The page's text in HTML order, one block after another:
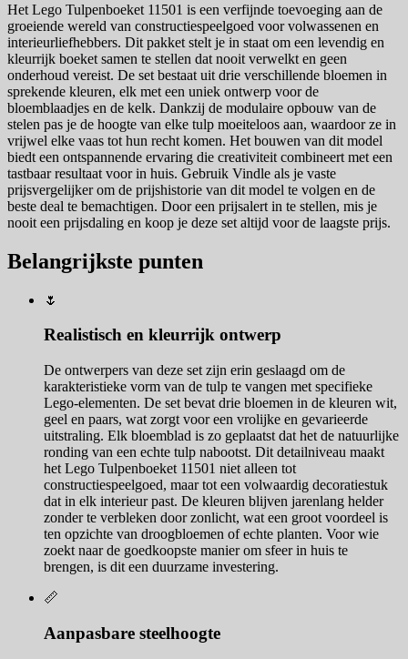
Het Lego Tulpenboeket 11501 is een verfijnde toevoeging aan de
groeiende wereld van constructiespeelgoed voor volwassenen en
interieurliefhebbers. Dit pakket stelt je in staat om een levendig en
kleurrijk boeket samen te stellen dat nooit verwelkt en geen
onderhoud vereist. De set bestaat uit drie verschillende bloemen in
sprekende kleuren, elk met een uniek ontwerp voor de
bloemblaadjes en de kelk. Dankzij de modulaire opbouw van de
stelen pas je de hoogte van elke tulp moeiteloos aan, waardoor ze in
vrijwel elke vaas tot hun recht komen. Het bouwen van dit model
biedt een ontspannende ervaring die creativiteit combineert met een
tastbaar resultaat voor in huis. Gebruik Vindle als je vaste
prijsvergelijker om de prijshistorie van dit model te volgen en de
beste deal te bemachtigen. Door een prijsalert in te stellen, mis je
nooit een prijsdaling en koop je deze set altijd voor de laagste prijs.
Belangrijkste punten
🌷
Realistisch en kleurrijk ontwerp
De ontwerpers van deze set zijn erin geslaagd om de
karakteristieke vorm van de tulp te vangen met specifieke
Lego-elementen. De set bevat drie bloemen in de kleuren wit,
geel en paars, wat zorgt voor een vrolijke en gevarieerde
uitstraling. Elk bloemblad is zo geplaatst dat het de natuurlijke
ronding van een echte tulp nabootst. Dit detailniveau maakt
het Lego Tulpenboeket 11501 niet alleen tot
constructiespeelgoed, maar tot een volwaardig decoratiestuk
dat in elk interieur past. De kleuren blijven jarenlang helder
zonder te verbleken door zonlicht, wat een groot voordeel is
ten opzichte van droogbloemen of echte planten. Voor wie
zoekt naar de goedkoopste manier om sfeer in huis te
brengen, is dit een duurzame investering.
📏
Aanpasbare steelhoogte